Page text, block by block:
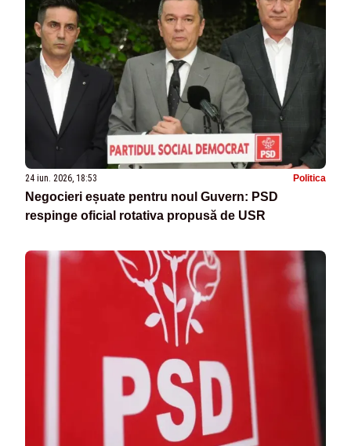
24 iun. 2026, 18:53 Politica
Negocieri eșuate pentru noul Guvern: PSD
respinge oficial rotativa propusă de USR